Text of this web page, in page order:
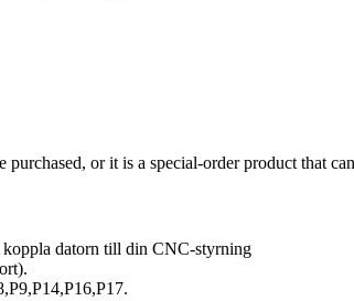
or it is a special-order product that
datorn till din CNC-styrning